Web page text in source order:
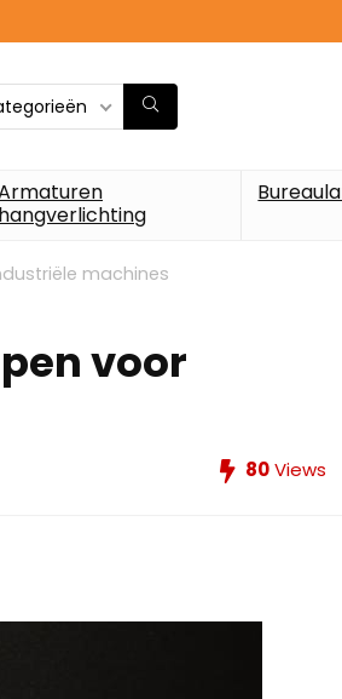
hangverlichting
machines
voor
80Views